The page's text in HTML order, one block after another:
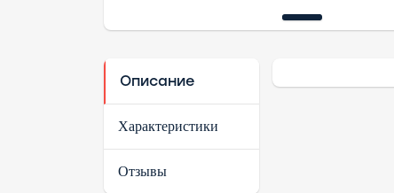
Описание
Характеристики
Отзывы